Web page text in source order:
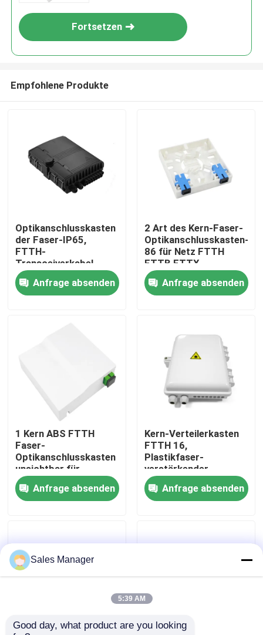
Startseite
Videos
VR Show
Über uns
Fabrik Tour
Referenzen
LWL - Kabel-Versammlung
LWL - Kabel-Verbindungskabel
Fortsetzen
Empfohlene Produkte
Optikanschlusskasten
der Faser-IP65,
FTTH-
Transceiverkabel-
Kasten-Schwarz-
FarbeAnfrage absenden
2 Art des Kern-Faser-
Optikanschlusskasten-
86 für Netz FTTH
FTTB FTTX
Anfrage absenden
1 Kern ABS FTTH
Faser-
Optikanschlusskasten
unsichtbar für
Wandsteckdose
Anfrage absenden
Kern-Verteilerkasten
FTTH 16,
Plastikfaser-
verstärkender
Optikkasten IP66
imprägniern
Anfrage absenden
Sales Manager
5:39 AM
Good day, what product are you looking